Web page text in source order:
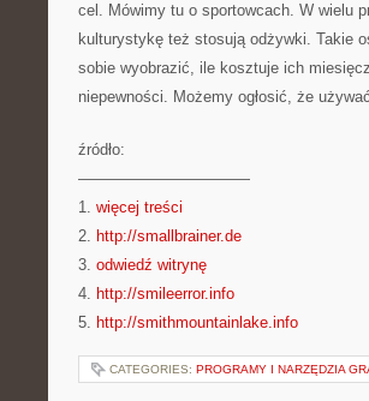
cel. Mówimy tu o sportowcach. W wielu
kulturystykę też stosują odżywki. Takie
sobie wyobrazić, ile kosztuje ich
niepewności. Możemy ogłosić, że
źródło:
———————————
1. więcej treści
2. http://smallbrainer.de
3. odwiedź witrynę
4. http://smileerror.info
5. http://smithmountainlake.info
CATEGORIES: PROGRAMY I NARZĘDZIA